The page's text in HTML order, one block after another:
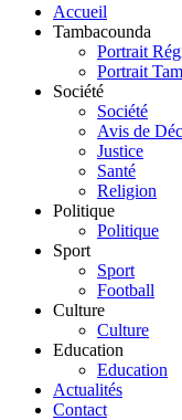
Accueil
Tambacounda
Portrait
Portrait
Société
Société
Avis de
Justice
Santé
Religion
Politique
Politique
Sport
Sport
Football
Culture
Culture
Education
Education
Actualités
Contact